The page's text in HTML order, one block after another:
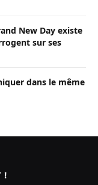
New Day existe
sur ses
dans le même
!